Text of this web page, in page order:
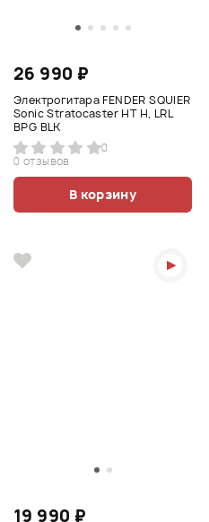
26 990 ₽
Электрогитара FENDER SQUIER
Sonic Stratocaster HT H, LRL
BPG BLK
0
0 отзывов
В корзину
19 990 ₽